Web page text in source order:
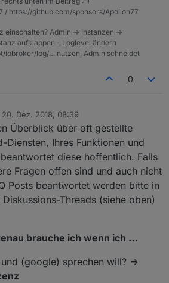
/ https://github.com/sponsors/Apollon77
einschalten? Admin -> Instanzen ->
aufklappen - Loglevel ändern
iobroker/log/… nutzen, Admin schneidet
0
20. Dez. 2018, 08:39
von
Überblick über oft gestellte
Diensten, Ihres Funktionen und
diese hoffentlich. Falls
Fragen offen sind und auch nicht
Posts beantwortet werden bitte in
Threads (siehe oben)
brauche ich wenn ich …
(google) sprechen will? =>